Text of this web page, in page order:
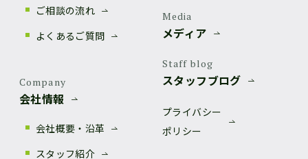
ご相談の流れ
よくあるご質問
Company
会社情報
会社概要・沿革
スタッフ紹介
Media
メディア
Staff blog
スタッフブログ
プライバシー
ポリシー